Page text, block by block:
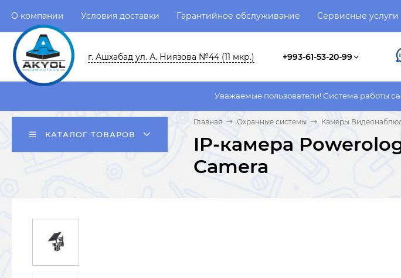
О компании Условия доставки Гарантийное обслуживание Сервисные услуги
г. Ашхабад ул. А. Ниязова №44 (11 мкр.) +993-61-53-20-99
Уважаемые пользователи! Система работы сайта не
КАТАЛОГ ТОВАРОВ
Главная Охранные системы Камеры
IP-камера
Camera